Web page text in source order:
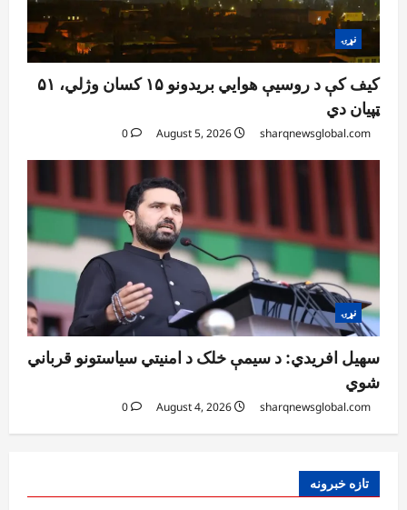
نړۍ
کیف کې د روسیې هوايي بریدونو ۱۵ کسان وژلي، ۵۱
ټپیان دي
sharqnewsglobal.com
0
نړۍ
سهیل افریدي: د سیمې خلک د امنیتي سیاستونو قرباني
شوي
sharqnewsglobal.com
0
تازه خبرونه